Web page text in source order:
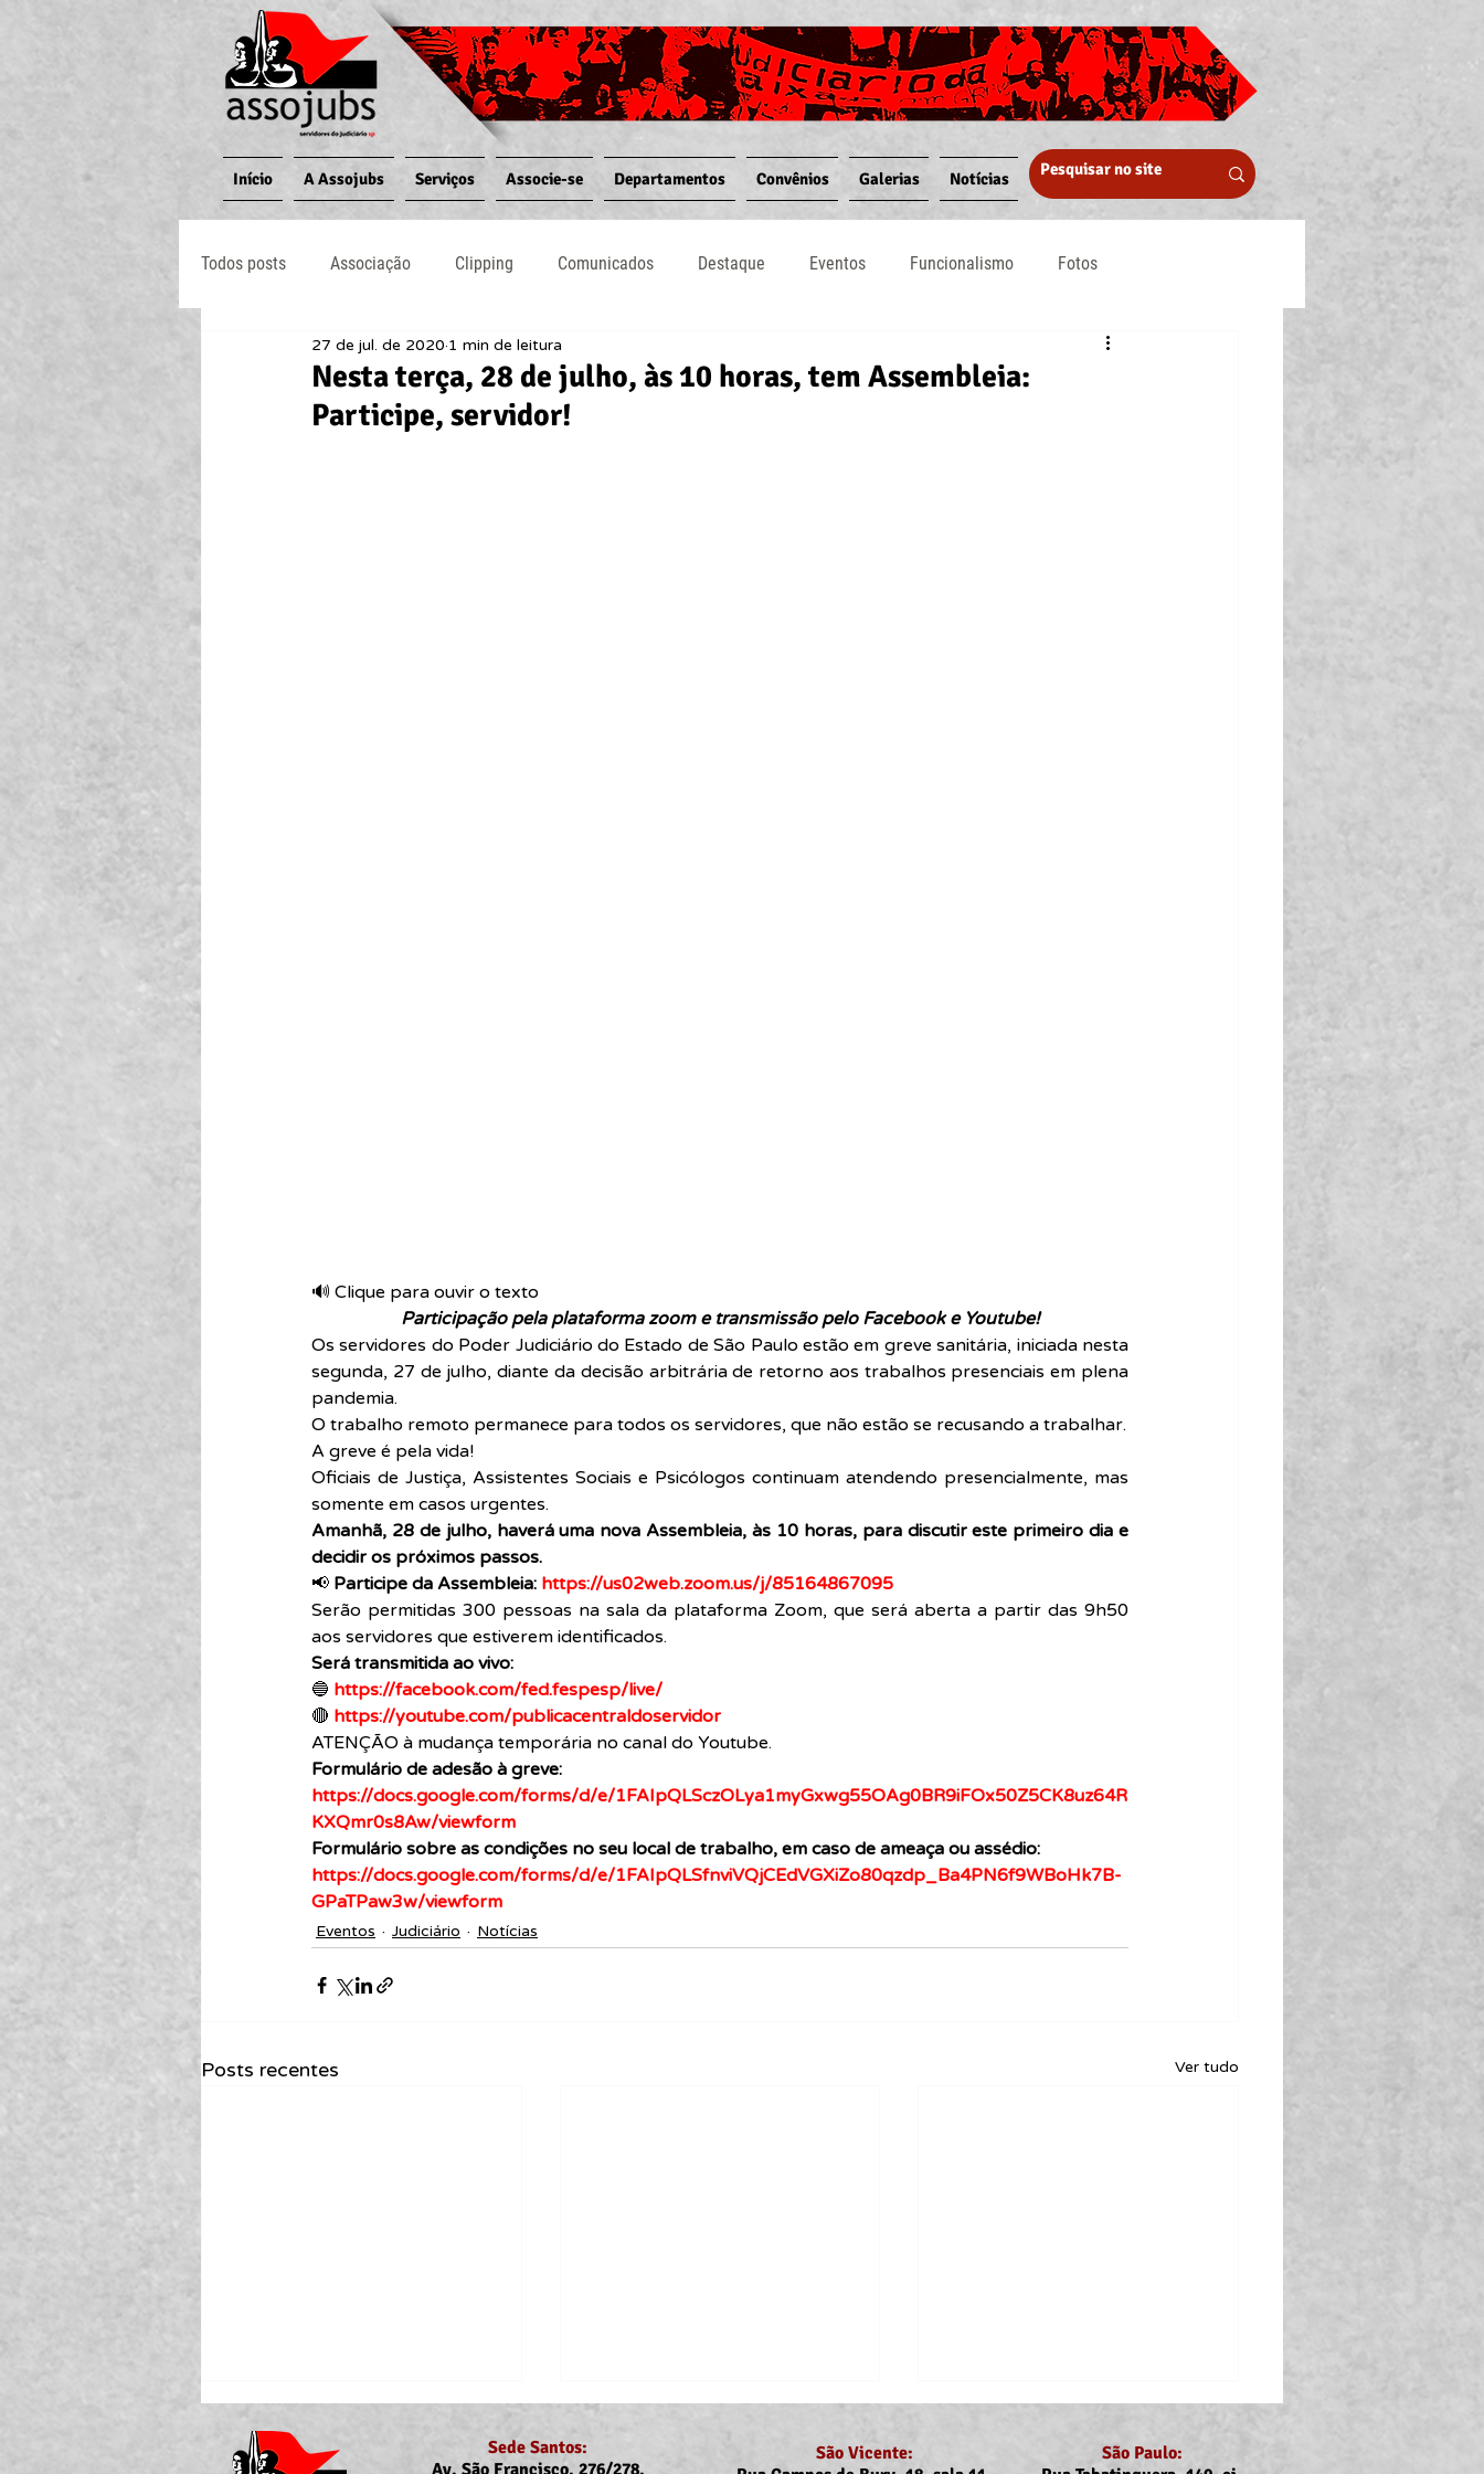
Início A Assojubs Serviços Associe-se Departamentos Convênios Galerias Notícias
Todos posts Associação Clipping Comunicados Destaque Eventos Funcionalismo Fotos
Jornal O Processo Judiciário Notícias
Nesta terça, 28 de julho, às 10 horas, tem Assembleia:
Participe, servidor!
27 de jul. de 2020 1 min de leitura
🔊 Clique para ouvir o texto
Participação pela plataforma zoom e transmissão pelo Facebook e Youtube!
Os servidores do Poder Judiciário do Estado de São Paulo estão em greve sanitária, iniciada nesta
segunda, 27 de julho, diante da decisão arbitrária de retorno aos trabalhos presenciais em plena
pandemia.
O trabalho remoto permanece para todos os servidores, que não estão se recusando a trabalhar.
A greve é pela vida!
Oficiais de Justiça, Assistentes Sociais e Psicólogos continuam atendendo presencialmente, mas
somente em casos urgentes.
Amanhã, 28 de julho, haverá uma nova Assembleia, às 10 horas, para discutir este primeiro dia e
decidir os próximos passos.
📢 Participe da Assembleia: https://us02web.zoom.us/j/85164867095
Serão permitidas 300 pessoas na sala da plataforma Zoom, que será aberta a partir das 9h50
aos servidores que estiverem identificados.
Será transmitida ao vivo:
🔵 https://facebook.com/fed.fespesp/live/
🔴 https://youtube.com/publicacentraldoservidor
ATENÇÃO à mudança temporária no canal do Youtube.
Formulário de adesão à greve:
https://docs.google.com/forms/d/e/1FAIpQLSczOLya1myGxwg55OAg0BR9iFOx50Z5CK8uz64R
KXQmr0s8Aw/viewform
Formulário sobre as condições no seu local de trabalho, em caso de ameaça ou assédio:
https://docs.google.com/forms/d/e/1FAIpQLSfnviVQjCEdVGXiZo80qzdp_Ba4PN6f9WBoHk7B-
GPaTPaw3w/viewform
Eventos Judiciário Notícias
Posts recentes Ver tudo
Sede Santos:
São Vicente:
São Paulo: